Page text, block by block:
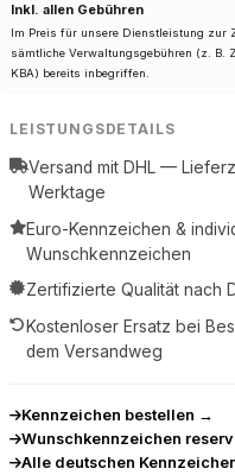
Inkl. allen Gebühren
Im Preis für unsere Dienstleistung zur
sämtliche Verwaltungsgebühren (z. B.
KBA) bereits inbegriffen.
LEISTUNGSDETAILS
Versand mit DHL —
Werktage
Euro-Kennzeichen &
Wunschkennzeichen
Zertifizierte Qualität nach
Kostenloser Ersatz bei
dem Versandweg
Kennzeichen bestellen →
Wunschkennzeichen
Alle deutschen